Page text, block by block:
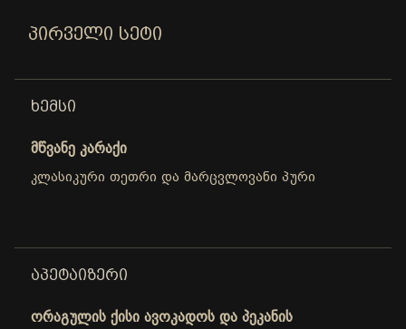
ᲞᲘᲠᲕᲔᲚᲘ ᲡᲔᲢᲘ
ᲮᲔᲛᲡᲘ
მწვანე კარაქი
კლასიკური თეთრი და მარცვლოვანი პური
ᲐᲞᲔᲢᲐᲘᲖᲔᲠᲘ
ორაგულის ქისი ავოკადოს და პეკანის